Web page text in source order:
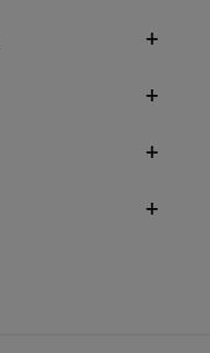
+
+
+
+